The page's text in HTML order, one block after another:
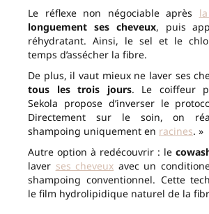
Le réflexe non négociable après
longuement ses cheveux, puis
réhydratant. Ainsi, le sel et le
temps d’assécher la fibre.
De plus, il vaut mieux ne laver ses
tous les trois jours. Le coiffeur
Sekola propose d’inverser le
Directement sur le soin, on
shampoing uniquement en racines. »
Autre option à redécouvrir : le
laver ses cheveux avec un
shampoing conventionnel. Cette
le film hydrolipidique naturel de la